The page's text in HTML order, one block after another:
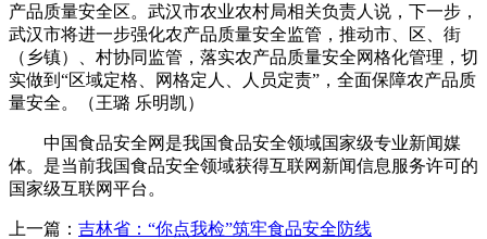
产品质量安全区。武汉市农业农村局相关负责人说，下一步，
武汉市将进一步强化农产品质量安全监管，推动市、区、街
（乡镇）、村协同监管，落实农产品质量安全网格化管理，切
实做到“区域定格、网格定人、人员定责”，全面保障农产品质
量安全。（王璐 乐明凯）
中国食品安全网是我国食品安全领域国家级专业新闻媒
体。是当前我国食品安全领域获得互联网新闻信息服务许可的
国家级互联网平台。
上一篇： 吉林省：“你点我检”筑牢食品安全防线